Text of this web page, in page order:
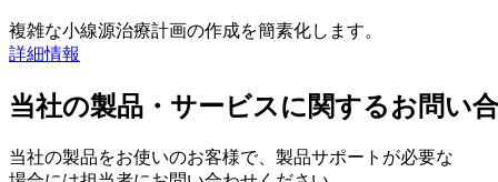
複雑な小線源治療計画の作成を簡素化します。
詳細情報
当社の製品・サービスに関するお問い
当社の製品をお使いのお客様で、製品サポートが必要な